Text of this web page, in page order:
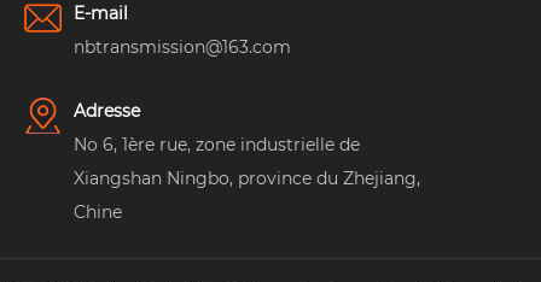
E-mail
nbtransmission@163.com
Adresse
No 6, 1ère rue, zone industrielle de
Xiangshan Ningbo, province du Zhejiang,
Chine